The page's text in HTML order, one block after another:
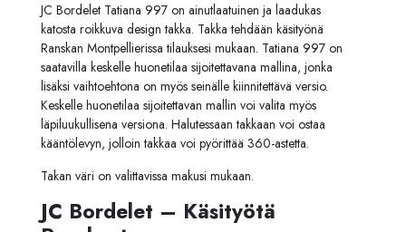
JC Bordelet Tatiana 997 on ainutlaatuinen ja laadukas
katosta roikkuva design takka. Takka tehdään käsityönä
Ranskan Montpellierissa tilauksesi mukaan. Tatiana 997 on
saatavilla keskelle huonetilaa sijoitettavana mallina, jonka
lisäksi vaihtoehtona on myös seinälle kiinnitettävä versio.
Keskelle huonetilaa sijoitettavan mallin voi valita myös
läpiluukullisena versiona. Halutessaan takkaan voi ostaa
kääntölevyn, jolloin takkaa voi pyörittää 360-astetta.
Takan väri on valittavissa makusi mukaan.
JC Bordelet – Käsityötä